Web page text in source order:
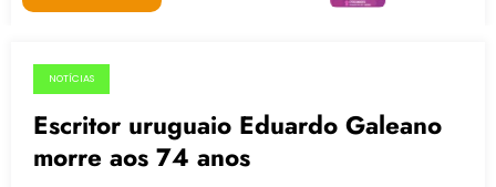
13.04.2015
NOTÍCIAS
Escritor uruguaio Eduardo Galeano
morre aos 74 anos